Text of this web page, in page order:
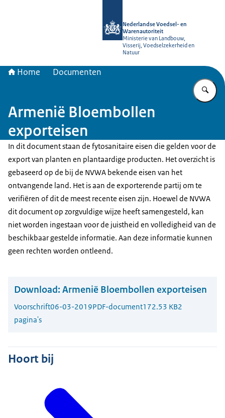
Nederlandse Voedsel- en
Warenautoriteit
Ministerie van Landbouw,
Visserij, Voedselzekerheid en
Natuur
Home Documenten
Armenië Bloembollen
exporteisen
In dit document staan de fytosanitaire eisen die gelden voor de
export van planten en plantaardige producten. Het overzicht is
gebaseerd op de bij de NVWA bekende eisen van het
ontvangende land. Het is aan de exporterende partij om te
verifiëren of dit de meest recente eisen zijn. Hoewel de NVWA
dit document op zorgvuldige wijze heeft samengesteld, kan
niet worden ingestaan voor de juistheid en volledigheid van de
beschikbaar gestelde informatie. Aan deze informatie kunnen
geen rechten worden ontleend.
Download: Armenië Bloembollen exporteisen
Voorschrift06-03-2019PDF-document172.53 KB2
pagina's
Hoort bij